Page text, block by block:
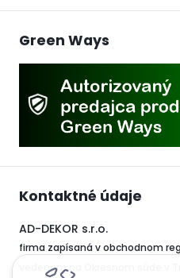
Green Ways
Kontaktné údaje
AD-DEKOR s.r.o.
firma zapísaná v obchodnom
vedenom na Okresnom súde v